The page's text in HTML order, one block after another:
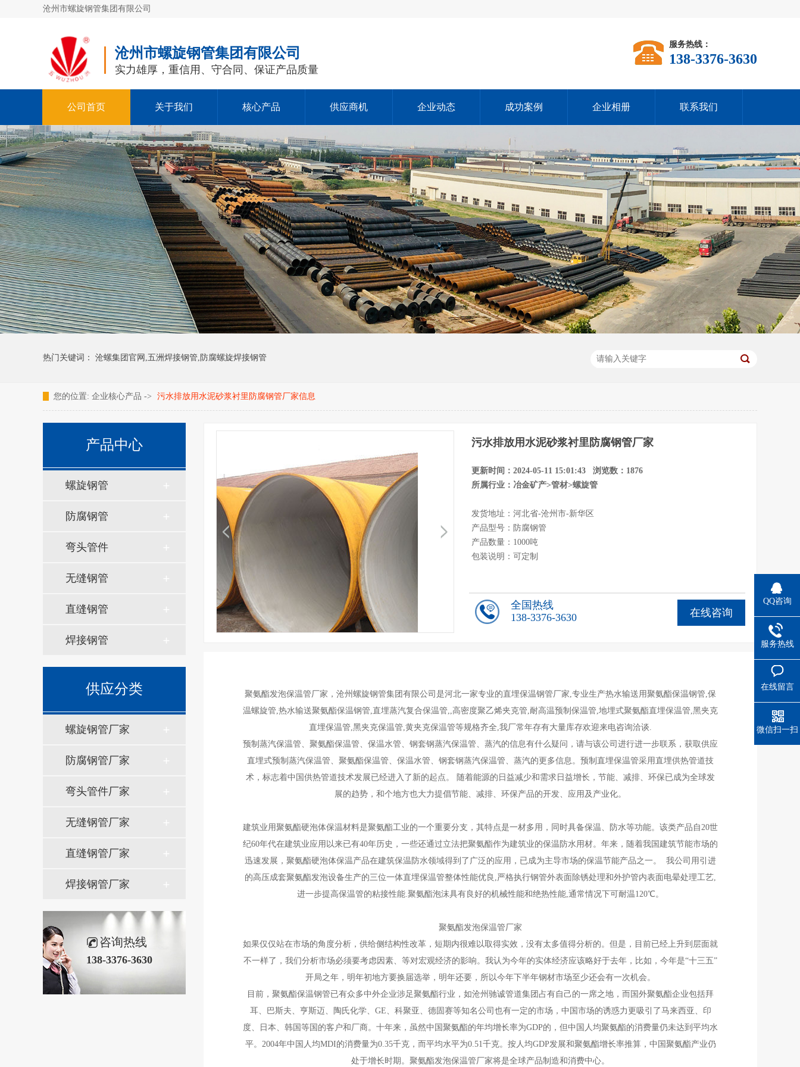
沧州市螺旋钢管集团有限公司
沧州市螺旋钢管集团有限公司
实力雄厚，重信用、守合同、保证产品质量
服务热线：
138-3376-3630
公司首页 关于我们 核心产品 供应商机 企业动态 成功案例 企业相册 联系我们
热门关键词： 沧螺集团官网,五洲焊接钢管,防腐螺旋焊接钢管
您的位置: 企业核心产品 -> 污水排放用水泥砂浆衬里防腐钢管厂家信息
产品中心
螺旋钢管
防腐钢管
弯头管件
无缝钢管
直缝钢管
焊接钢管
供应分类
螺旋钢管厂家
防腐钢管厂家
弯头管件厂家
无缝钢管厂家
直缝钢管厂家
焊接钢管厂家
咨询热线
138-3376-3630
污水排放用水泥砂浆衬里防腐钢管厂家
更新时间：2024-05-11 15:01:43 浏览数：1876
所属行业：冶金矿产>管材>螺旋管
发货地址：河北省-沧州市-新华区
产品型号：防腐钢管
产品数量：1000吨
包装说明：可定制
在线咨询
全国热线
138-3376-3630
聚氨酯发泡保温管厂家，沧州螺旋钢管集团有限公司是河北一家专业的直埋保温钢管厂家,专业生产热水输送用聚氨酯保温钢管,保
温螺旋管,热水输送聚氨酯保温钢管,直埋蒸汽复合保温管,,高密度聚乙烯夹克管,耐高温预制保温管,地埋式聚氨酯直埋保温管,黑夹克
直埋保温管,黑夹克保温管,黄夹克保温管等规格齐全,我厂常年存有大量库存欢迎来电咨询洽谈.
预制蒸汽保温管、聚氨酯保温管、保温水管、钢套钢蒸汽保温管、蒸汽的信息有什么疑问，请与该公司进行进一步联系，获取供应
直埋式预制蒸汽保温管、聚氨酯保温管、保温水管、钢套钢蒸汽保温管、蒸汽的更多信息。预制直埋保温管采用直埋供热管道技
术，标志着中国供热管道技术发展已经进入了新的起点。 随着能源的日益减少和需求日益增长，节能、减排、环保已成为全球发
展的趋势，和个地方也大力提倡节能、减排、环保产品的开发、应用及产业化。
建筑业用聚氨酯硬泡体保温材料是聚氨酯工业的一个重要分支，其特点是一材多用，同时具备保温、防水等功能。该类产品自20世
纪60年代在建筑业应用以来已有40年历史，一些还通过立法把聚氨酯作为建筑业的保温防水用材。年来，随着我国建筑节能市场的
迅速发展，聚氨酯硬泡体保温产品在建筑保温防水领域得到了广泛的应用，已成为主导市场的保温节能产品之一。 我公司用引进
的高压成套聚氨酯发泡设备生产的三位一体直埋保温管整体性能优良,严格执行钢管外表面除锈处理和外护管内表面电晕处理工艺,
进一步提高保温管的粘接性能.聚氨酯泡沫具有良好的机械性能和绝热性能,通常情况下可耐温120℃。
聚氨酯发泡保温管厂家
如果仅仅站在市场的角度分析，供给侧结构性改革，短期内很难以取得实效，没有太多值得分析的。但是，目前已经上升到层面就
不一样了，我们分析市场必须要考虑因素、等对宏观经济的影响。我认为今年的实体经济应该略好于去年，比如，今年是“十三五”
开局之年，明年初地方要换届选举，明年还要，所以今年下半年钢材市场至少还会有一次机会。
目前，聚氨酯保温钢管已有众多中外企业涉足聚氨酯行业，如沧州驰诚管道集团占有自己的一席之地，而国外聚氨酯企业包括拜
耳、巴斯夫、亨斯迈、陶氏化学、GE、科聚亚、德固赛等知名公司也有一定的市场，中国市场的诱惑力更吸引了马来西亚、印
度、日本、韩国等国的客户和厂商。十年来，虽然中国聚氨酯的年均增长率为GDP的，但中国人均聚氨酯的消费量仍未达到平均水
平。2004年中国人均MDI的消费量为0.35千克，而平均水平为0.51千克。按人均GDP发展和聚氨酯增长率推算，中国聚氨酯产业仍
处于增长时期。聚氨酯发泡保温管厂家将是全球产品制造和消费中心。
QQ咨询
服务热线
在线留言
微信扫一扫